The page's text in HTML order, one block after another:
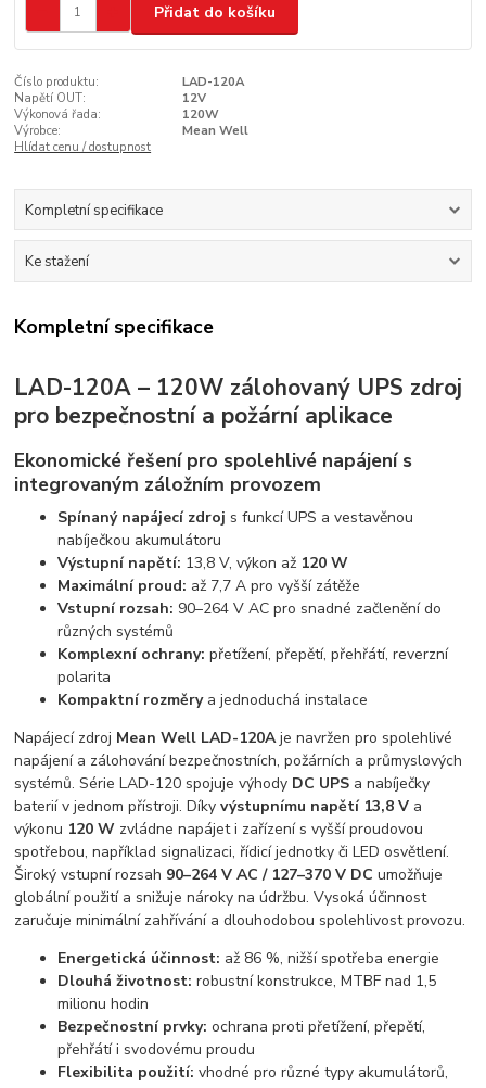
Přidat do košíku
Číslo produktu:
LAD-120A
Napětí OUT:
12V
Výkonová řada:
120W
Výrobce:
Mean Well
Hlídat cenu / dostupnost
Kompletní specifikace
Ke stažení
Kompletní specifikace
LAD-120A – 120W zálohovaný UPS zdroj
pro bezpečnostní a požární aplikace
Ekonomické řešení pro spolehlivé napájení s
integrovaným záložním provozem
Spínaný napájecí zdroj s funkcí UPS a vestavěnou
nabíječkou akumulátoru
Výstupní napětí: 13,8 V, výkon až 120 W
Maximální proud: až 7,7 A pro vyšší zátěže
Vstupní rozsah: 90–264 V AC pro snadné začlenění do
různých systémů
Komplexní ochrany: přetížení, přepětí, přehřátí, reverzní
polarita
Kompaktní rozměrya jednoduchá instalace
Napájecí zdroj Mean Well LAD-120Aje navržen pro spolehlivé
napájení a zálohování bezpečnostních, požárních a průmyslových
systémů. Série LAD-120 spojuje výhody DC UPS a nabíječky
baterií v jednom přístroji. Díkyvýstupnímu napětí 13,8 V a
výkonu 120 W zvládne napájet i zařízení s vyšší proudovou
spotřebou, například signalizaci, řídicí jednotky či LED osvětlení.
Široký vstupní rozsah 90–264 V AC / 127–370 V DC umožňuje
globální použití a snižuje nároky na údržbu. Vysoká účinnost
zaručuje minimální zahřívání a dlouhodobou spolehlivost provozu.
Energetická účinnost: až 86 %, nižší spotřeba energie
Dlouhá životnost: robustní konstrukce, MTBF nad 1,5
milionu hodin
Bezpečnostní prvky: ochrana proti přetížení, přepětí,
přehřátí i svodovému proudu
Flexibilita použití: vhodné pro různé typy akumulátorů,